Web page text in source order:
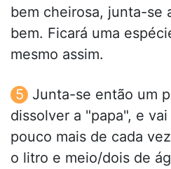
bem cheirosa, junta-se
bem. Ficará uma
mesmo assim.
Junta-se então um
dissolver a "papa", e
pouco mais de cada
o litro e meio/dois de